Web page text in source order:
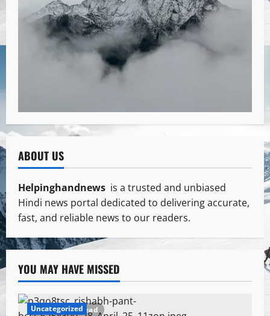
ABOUT US
Helpinghandnews is a trusted and unbiased
Hindi news portal dedicated to delivering accurate,
fast, and reliable news to our readers.
YOU MAY HAVE MISSED
1 minute read
Uncategorized